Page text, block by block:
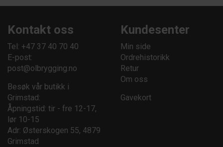
Kontakt oss
Tel: +47 37 40 70 40
E-post:
post@olbrygging.no
Besøk vår butikk i
Grimstad:
Åpningstid: tir - fre 12-17,
lør 10-15
Adr: Østerskogen 55, 4879
Grimstad
Kundesenter
Min side
Ordrehistorikk
Retur
Om oss
Gavekort